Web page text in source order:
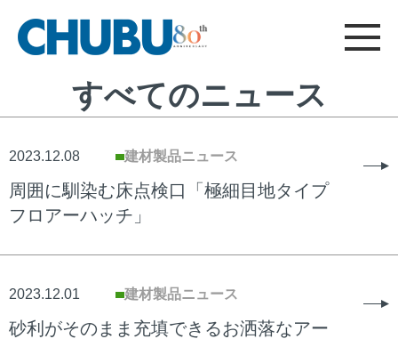
総合TOP
すべてのニュース
2023.12.08 建材製品ニュース
周囲に馴染む床点検口「極細目地タイプ
フロアーハッチ」
2023.12.01 建材製品ニュース
砂利がそのまま充填できるお洒落なアー